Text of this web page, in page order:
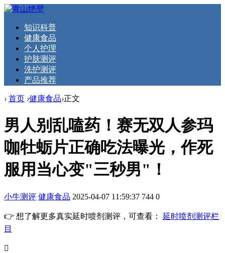
知识科普
健康食品
个人护理
护肤测评
洗护测评
产品推荐
› 首页 ›健康食品›正文
男人别乱嗑药！赛无双人参玛
咖牡蛎片正确吃法曝光，作死
服用当心变"三秒男"！
小牛测评 健康食品 2025-04-07 11:59:37 744 0
👉 想了解更多真实延时喷剂测评，可查看： 延时喷剂测评栏
目
󦘖